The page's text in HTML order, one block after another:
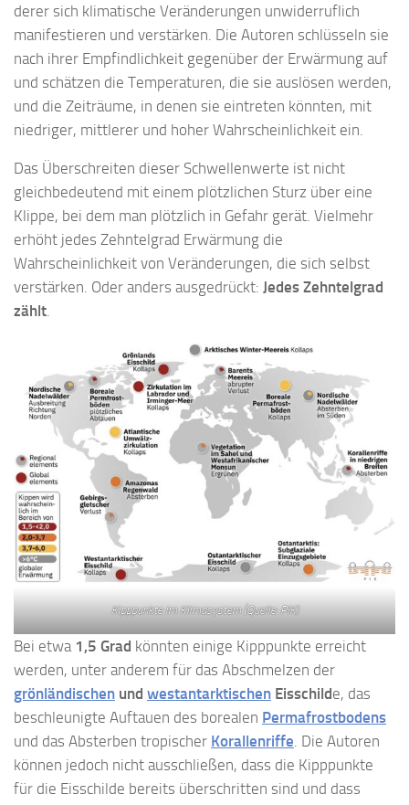
derer sich klimatische Veränderungen unwiderruflich
manifestieren und verstärken. Die Autoren schlüsseln sie
nach ihrer Empfindlichkeit gegenüber der Erwärmung auf
und schätzen die Temperaturen, die sie auslösen werden,
und die Zeiträume, in denen sie eintreten könnten, mit
niedriger, mittlerer und hoher Wahrscheinlichkeit ein.
Das Überschreiten dieser Schwellenwerte ist nicht
gleichbedeutend mit einem plötzlichen Sturz über eine
Klippe, bei dem man plötzlich in Gefahr gerät. Vielmehr
erhöht jedes Zehntelgrad Erwärmung die
Wahrscheinlichkeit von Veränderungen, die sich selbst
verstärken. Oder anders ausgedrückt: Jedes Zehntelgrad
zählt.
Kipppunkte im Klimasystem (Quelle: PIK)
Bei etwa 1,5 Grad könnten einige Kipppunkte erreicht
werden, unter anderem für das Abschmelzen der
grönländischen und westantarktischen Eisschilde, das
beschleunigte Auftauen des borealen Permafrostbodens
und das Absterben tropischer Korallenriffe . Die Autoren
können jedoch nicht ausschließen, dass die Kipppunkte
für die Eisschilde bereits überschritten sind und dass